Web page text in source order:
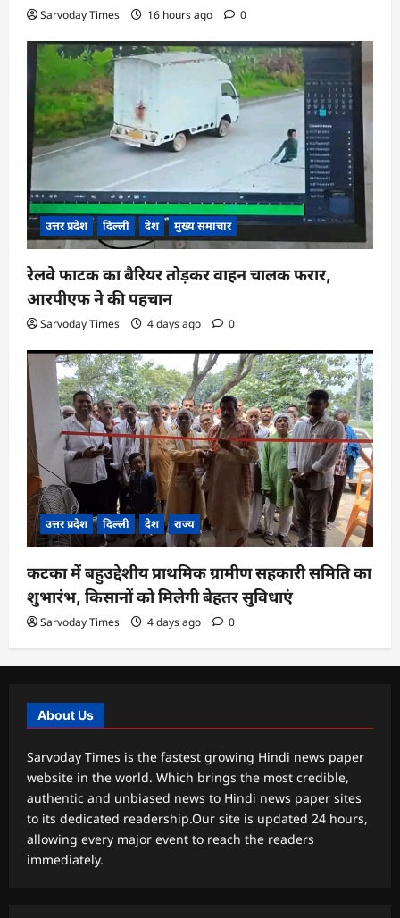
Sarvoday Times 16 hours ago 0
उत्तर प्रदेश दिल्ली देश मुख्य समाचार
रेलवे फाटक का बैरियर तोड़कर वाहन चालक फरार,
आरपीएफ ने की पहचान
Sarvoday Times 4 days ago 0
उत्तर प्रदेश दिल्ली देश राज्य
कटका में बहुउद्देशीय प्राथमिक ग्रामीण सहकारी समिति का
शुभारंभ, किसानों को मिलेगी बेहतर सुविधाएं
Sarvoday Times 4 days ago 0
About Us
Sarvoday Times is the fastest growing Hindi news paper
website in the world. Which brings the most credible,
authentic and unbiased news to Hindi news paper sites
to its dedicated readership.Our site is updated 24 hours,
allowing every major event to reach the readers
immediately.